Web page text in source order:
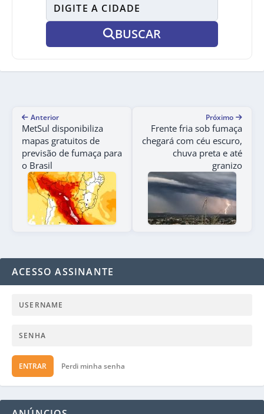
BUSCAR
Anterior
MetSul disponibiliza
mapas gratuitos de
previsão de fumaça para
o Brasil
Próximo
Frente fria sob fumaça
chegará com céu escuro,
chuva preta e até
granizo
ACESSO ASSINANTE
ENTRAR Perdi minha senha